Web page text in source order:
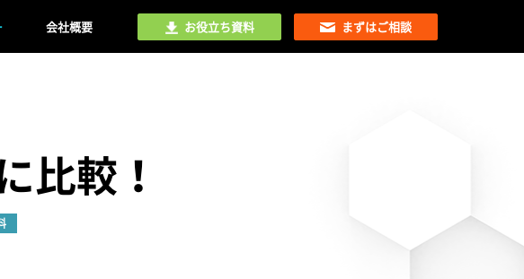
会社概要 お役立ち資料 まずはご相談
比較！